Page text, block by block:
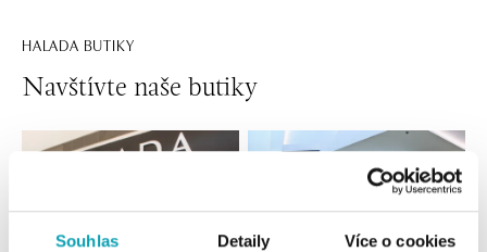
Souhlas Detaily Více o cookies
HALADA BUTIKY
Navštívte naše butiky